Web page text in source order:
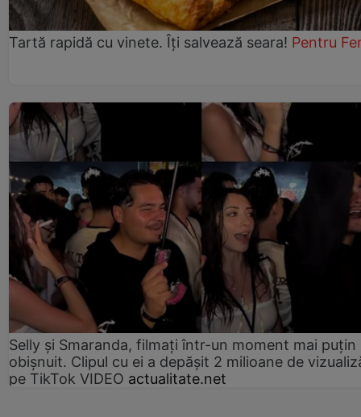
Tartă rapidă cu vinete. Îți salvează seara! Pentru
Selly și Smaranda, filmați într-un moment mai puțin
obișnuit. Clipul cu ei a depășit 2 milioane de
pe TikTok VIDEO actualitate.net